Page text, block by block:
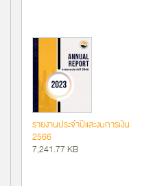
รายงานประจำปีและงบการเงิน
2566
7,241.77 KB